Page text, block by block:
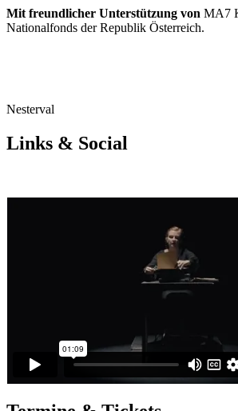
Mit freundlicher Unterstützung von MA7
Nationalfonds der Republik Österreich.
Nesterval
Links & Social